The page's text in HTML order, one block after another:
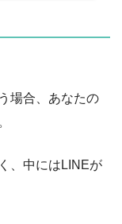
場合、あなたの
、中にはLINEが